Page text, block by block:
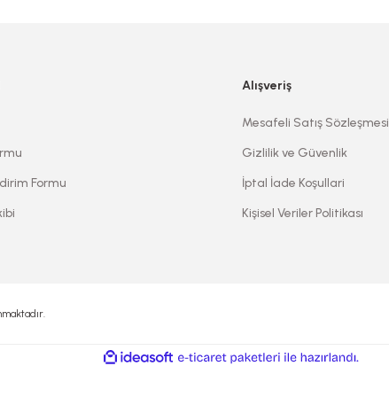
Formu
Alışveriş
Mesafeli Satış Sözleşmesi
Gizlilik ve Güvenlik
İptal İade Koşullari
Kişisel Veriler Politikası
ideasoft
e-